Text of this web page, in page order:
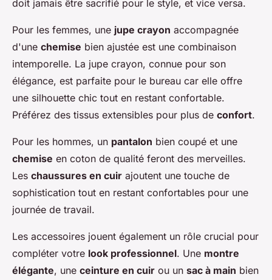
doit jamais être sacrifié pour le style, et vice versa.
Pour les femmes, une jupe crayon accompagnée
d'une chemise bien ajustée est une combinaison
intemporelle. La jupe crayon, connue pour son
élégance, est parfaite pour le bureau car elle offre
une silhouette chic tout en restant confortable.
Préférez des tissus extensibles pour plus de confort.
Pour les hommes, un pantalon bien coupé et une
chemise en coton de qualité feront des merveilles.
Les chaussures en cuir ajoutent une touche de
sophistication tout en restant confortables pour une
journée de travail.
Les accessoires jouent également un rôle crucial pour
compléter votre look professionnel. Une montre
élégante, une ceinture en cuir ou un sac à main bien